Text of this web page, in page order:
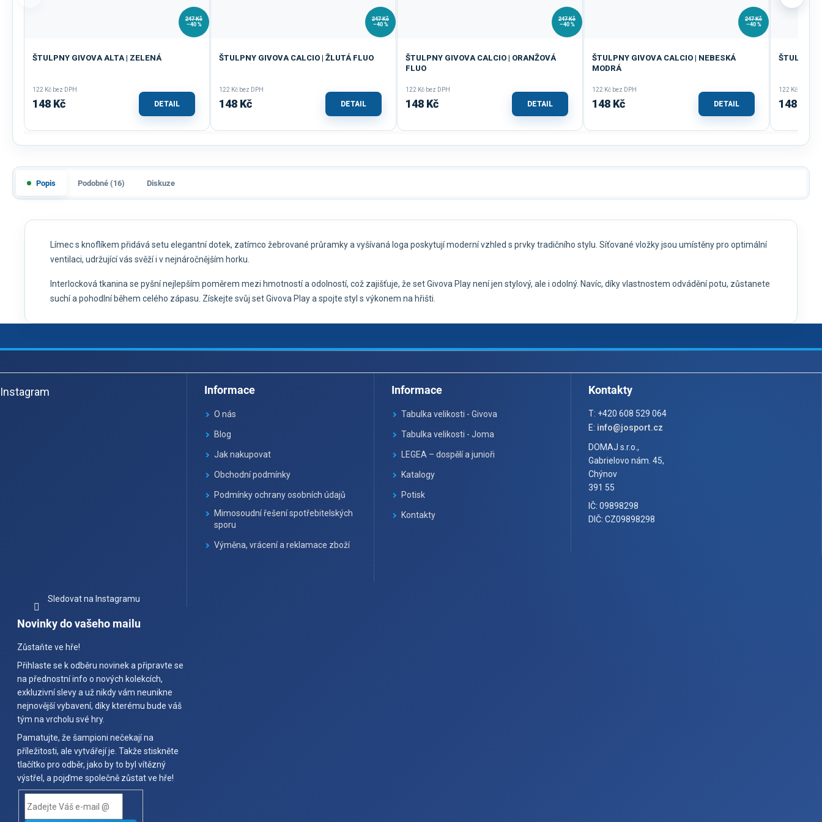
247 Kč
–40 %
ŠTULPNY GIVOVA ALTA | ZELENÁ
122 Kč bez DPH
148 Kč DETAIL
247 Kč
–40 %
ŠTULPNY GIVOVA CALCIO | ŽLUTÁ FLUO
122 Kč bez DPH
148 Kč DETAIL
247 Kč
–40 %
ŠTULPNY GIVOVA CALCIO | ORANŽOVÁ
FLUO
122 Kč bez DPH
148 Kč DETAIL
247 Kč
–40 %
ŠTULPNY GIVOVA CALCIO | NEBESKÁ
MODRÁ
122 Kč bez DPH
148 Kč DETAIL
ŠTULPNY
122 Kč bez
148 Kč
Popis Podobné (16) Diskuze
Límec s knoflíkem přidává setu elegantní dotek, zatímco žebrované průramky a vyšívaná loga poskytují moderní vzhled s prvky tradičního stylu. Síťované vložky jsou umístěny pro optimální
ventilaci, udržující vás svěží i v nejnáročnějším horku.
Interlocková tkanina se pyšní nejlepším poměrem mezi hmotností a odolností, což zajišťuje, že set Givova Play není jen stylový, ale i odolný. Navíc, díky vlastnostem odvádění potu, zůstanete
suchí a pohodlní během celého zápasu. Získejte svůj set Givova Play a spojte styl s výkonem na hřišti.
á
pInstagram
Sledovat na Instagramu
Informace
O nás
Blog
Jak nakupovat
Obchodní podmínky
Podmínky ochrany osobních údajů
Mimosoudní řešení spotřebitelských
sporu
Výměna, vrácení a reklamace zboží
Informace
Tabulka velikosti - Givova
Tabulka velikosti - Joma
LEGEA – dospělí a junioři
Katalogy
Potisk
Kontakty
Kontakty
T: +420 608 529 064
E: info@josport.cz
DOMAJ s.r.o.,
Gabrielovo nám. 45,
Chýnov
391 55
IČ: 09898298
DIČ: CZ09898298
Novinky do vašeho mailu
Zůstaňte ve hře!
Přihlaste se k odběru novinek a připravte se
na přednostní info o nových kolekcích,
exkluzivní slevy a už nikdy vám neunikne
nejnovější vybavení, díky kterému bude váš
tým na vrcholu své hry.
Pamatujte, že šampioni nečekají na
příležitosti, ale vytvářejí je. Takže stiskněte
tlačítko pro odběr, jako by to byl vítězný
výstřel, a pojďme společně zůstat ve hře!